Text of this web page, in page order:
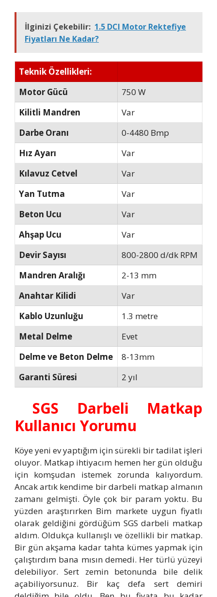
İlginizi Çekebilir: 1.5 DCI Motor Rektefiye
Fiyatları Ne Kadar?
Teknik Özellikleri:
Motor Gücü
750 W
Kilitli Mandren
Var
Darbe Oranı
0-4480 Bmp
Hız Ayarı
Var
Kılavuz Cetvel
Var
Yan Tutma
Var
Beton Ucu
Var
Ahşap Ucu
Var
Devir Sayısı
800-2800 d/dk RPM
Mandren Aralığı
2-13 mm
Anahtar Kilidi
Var
Kablo Uzunluğu
1.3 metre
Metal Delme
Evet
Delme ve Beton Delme
8-13mm
Garanti Süresi
2 yıl
SGS Darbeli Matkap
Kullanıcı Yorumu
Köye yeni ev yaptığım için sürekli bir tadilat işleri
oluyor. Matkap ihtiyacım hemen her gün olduğu
için komşudan istemek zorunda kalıyordum.
Ancak artık kendime bir darbeli matkap almanın
zamanı gelmişti. Öyle çok bir param yoktu. Bu
yüzden araştırırken Bim markete uygun fiyatlı
olarak geldiğini gördüğüm SGS darbeli matkap
aldım. Oldukça kullanışlı ve özellikli bir matkap.
Bir gün akşama kadar tahta kümes yapmak için
çalıştırdım bana mısın demedi. Her türlü yüzeyi
delebiliyor. Sert zemin betonunda bile delik
açabiliyorsunuz. Bir kaç defa sert demiri